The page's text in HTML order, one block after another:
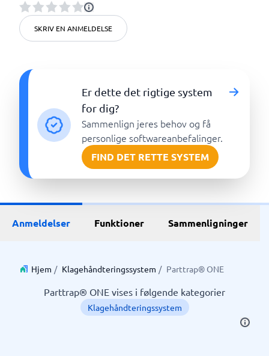
SKRIV EN ANMELDELSE
Er dette det rigtige system
for dig?
Sammenlign jeres behov og få
personlige softwareanbefalinger.
FIND DET RETTE SYSTEM
Anmeldelser Funktioner Sammenligninger
Hjem / Klagehåndteringssystem / Parttrap® ONE
Parttrap® ONE vises i følgende kategorier
Klagehåndteringssystem